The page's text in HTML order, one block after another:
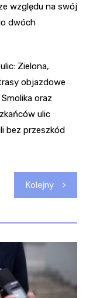
względu na swój
dwóch
Zielona,
objazdowe
oraz
ulic
bez przeszkód
Kolejny